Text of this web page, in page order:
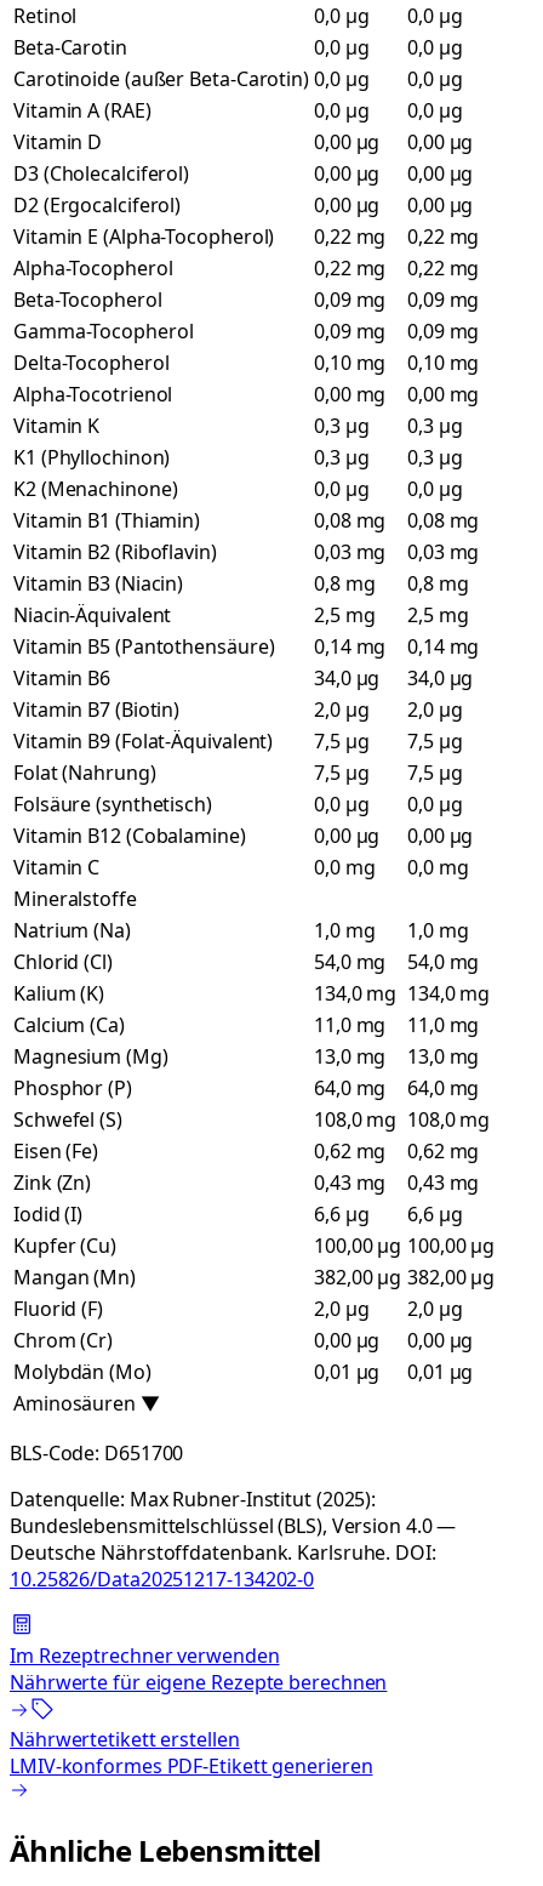
Retinol
0,0 µg
0,0 µg
Beta-Carotin
0,0 µg
0,0 µg
Carotinoide (außer Beta-Carotin)0,0 µg
0,0 µg
Vitamin A (RAE)
0,0 µg
0,0 µg
Vitamin D
0,00 µg
0,00 µg
D3 (Cholecalciferol)
0,00 µg
0,00 µg
D2 (Ergocalciferol)
0,00 µg
0,00 µg
Vitamin E (Alpha-Tocopherol)
0,22 mg
0,22 mg
Alpha-Tocopherol
0,22 mg
0,22 mg
Beta-Tocopherol
0,09 mg
0,09 mg
Gamma-Tocopherol
0,09 mg
0,09 mg
Delta-Tocopherol
0,10 mg
0,10 mg
Alpha-Tocotrienol
0,00 mg
0,00 mg
Vitamin K
0,3 µg
0,3 µg
K1 (Phyllochinon)
0,3 µg
0,3 µg
K2 (Menachinone)
0,0 µg
0,0 µg
Vitamin B1 (Thiamin)
0,08 mg
0,08 mg
Vitamin B2 (Riboflavin)
0,03 mg
0,03 mg
Vitamin B3 (Niacin)
0,8 mg
0,8 mg
Niacin-Äquivalent
2,5 mg
2,5 mg
Vitamin B5 (Pantothensäure)
0,14 mg
0,14 mg
Vitamin B6
34,0 µg
34,0 µg
Vitamin B7 (Biotin)
2,0 µg
2,0 µg
Vitamin B9 (Folat-Äquivalent)
7,5 µg
7,5 µg
Folat (Nahrung)
7,5 µg
7,5 µg
Folsäure (synthetisch)
0,0 µg
0,0 µg
Vitamin B12 (Cobalamine)
0,00 µg
0,00 µg
Vitamin C
0,0 mg
0,0 mg
Mineralstoffe
Natrium (Na)
1,0 mg
1,0 mg
Chlorid (Cl)
54,0 mg
54,0 mg
Kalium (K)
134,0 mg 134,0 mg
Calcium (Ca)
11,0 mg
11,0 mg
Magnesium (Mg)
13,0 mg
13,0 mg
Phosphor (P)
64,0 mg
64,0 mg
Schwefel (S)
108,0 mg 108,0 mg
Eisen (Fe)
0,62 mg
0,62 mg
Zink (Zn)
0,43 mg
0,43 mg
Iodid (I)
6,6 µg
6,6 µg
Kupfer (Cu)
100,00 µg 100,00 µg
Mangan (Mn)
382,00 µg 382,00 µg
Fluorid (F)
2,0 µg
2,0 µg
Chrom (Cr)
0,00 µg
0,00 µg
Molybdän (Mo)
0,01 µg
0,01 µg
Aminosäuren ▼
BLS-Code: D651700
Datenquelle: Max Rubner-Institut (2025):
Bundeslebensmittelschlüssel (BLS), Version 4.0 —
Deutsche Nährstoffdatenbank. Karlsruhe. DOI:
10.25826/Data20251217-134202-0
Im Rezeptrechner verwenden
Nährwerte für eigene Rezepte berechnen
Nährwertetikett erstellen
LMIV-konformes PDF-Etikett generieren
Ähnliche Lebensmittel